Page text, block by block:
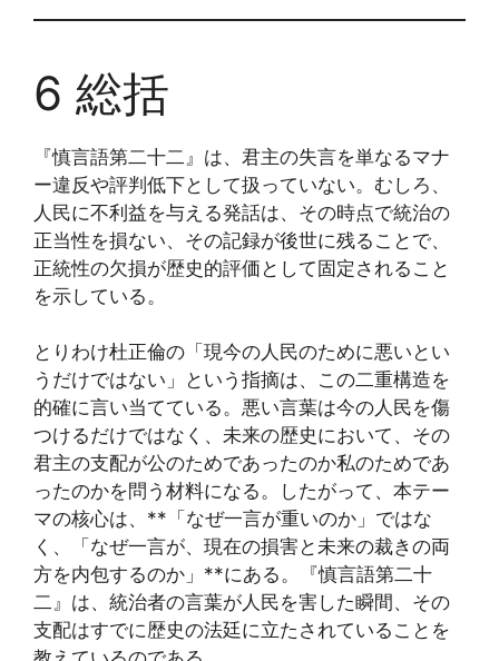
6 総括
『慎言語第二十二』は、君主の失言を単なるマナ
ー違反や評判低下として扱っていない。むしろ、
人民に不利益を与える発話は、その時点で統治の
正当性を損ない、その記録が後世に残ることで、
正統性の欠損が歴史的評価として固定されること
を示している。
とりわけ杜正倫の「現今の人民のために悪いとい
うだけではない」という指摘は、この二重構造を
的確に言い当てている。悪い言葉は今の人民を傷
つけるだけではなく、未来の歴史において、その
君主の支配が公のためであったのか私のためであ
ったのかを問う材料になる。したがって、本テー
マの核心は、**「なぜ一言が重いのか」ではな
く、「なぜ一言が、現在の損害と未来の裁きの両
方を内包するのか」**にある。『慎言語第二十
二』は、統治者の言葉が人民を害した瞬間、その
支配はすでに歴史の法廷に立たされていることを